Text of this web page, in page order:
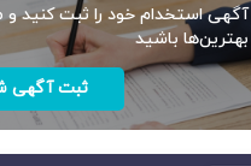
آگهی استخدام خود را ثبت کنید و
بهترین‌ها باشید
ثبت آگهی